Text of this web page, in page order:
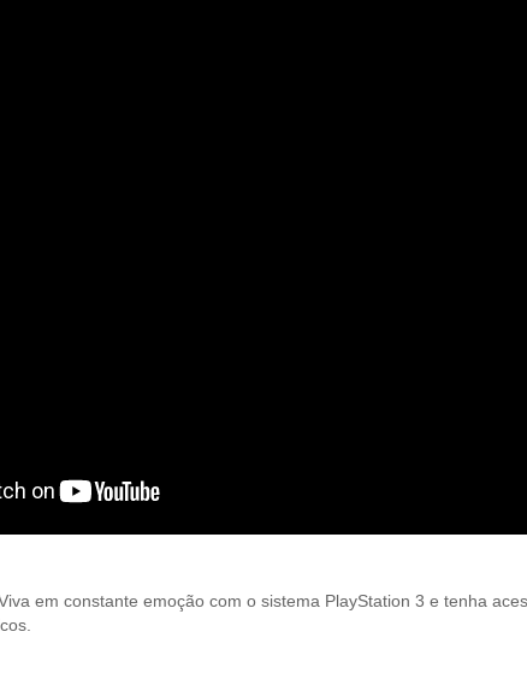
em constante emoção com o sistema PlayStation 3 e tenha